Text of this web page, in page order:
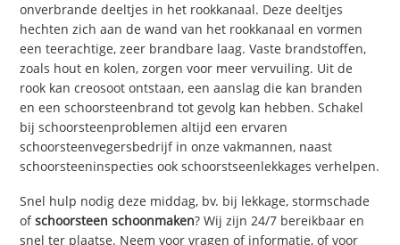
onverbrande deeltjes in het rookkanaal. Deze deeltjes
hechten zich aan de wand van het rookkanaal en vormen
een teerachtige, zeer brandbare laag. Vaste brandstoffen,
zoals hout en kolen, zorgen voor meer vervuiling. Uit de
rook kan creosoot ontstaan, een aanslag die kan branden
en een schoorsteenbrand tot gevolg kan hebben. Schakel
bij schoorsteenproblemen altijd een ervaren
schoorsteenvegersbedrijf in onze vakmannen, naast
schoorsteeninspecties ook schoorstseenlekkages verhelpen.
Snel hulp nodig deze middag, bv. bij lekkage, stormschade
ofschoorsteen schoonmaken? Wij zijn 24/7 bereikbaar en
snel ter plaatse. Neem voor vragen of informatie, of voor